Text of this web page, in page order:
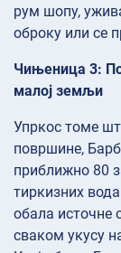
рум шопу,
оброку или се
Чињеница 3:
малој земљи
Упркос томе
површине,
приближно 80
тиркизних
обала источне
сваком укусу